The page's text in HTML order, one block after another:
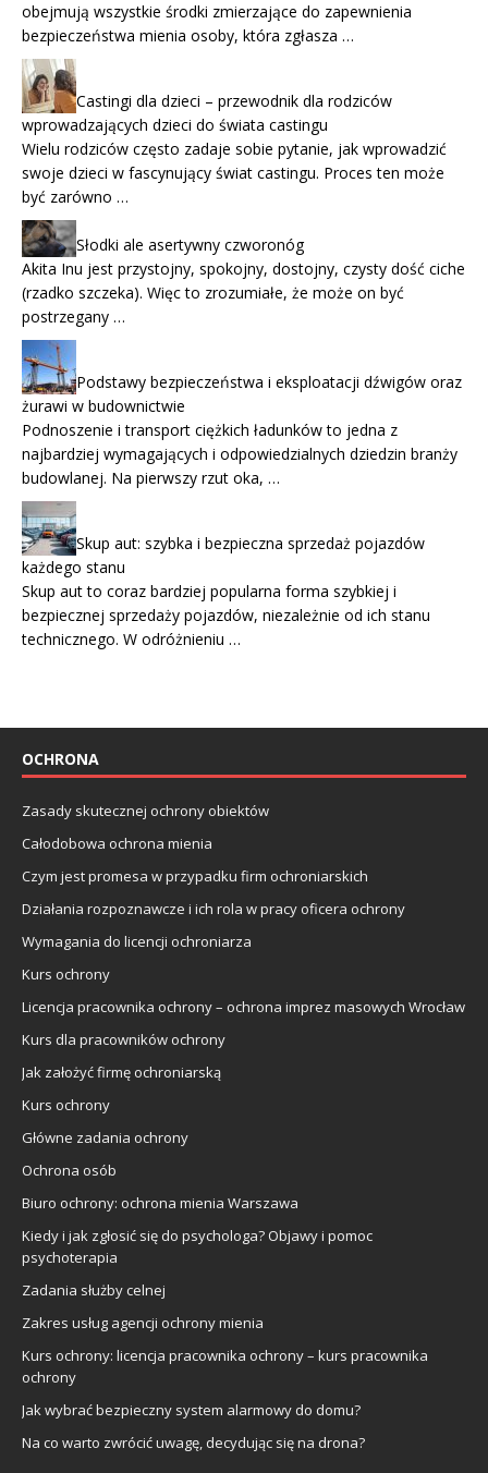
obejmują wszystkie środki zmierzające do zapewnienia
bezpieczeństwa mienia osoby, która zgłasza …
Castingi dla dzieci – przewodnik dla rodziców
wprowadzających dzieci do świata castingu
Wielu rodziców często zadaje sobie pytanie, jak wprowadzić
swoje dzieci w fascynujący świat castingu. Proces ten może
być zarówno …
Słodki ale asertywny czworonóg
Akita Inu jest przystojny, spokojny, dostojny, czysty dość ciche
(rzadko szczeka). Więc to zrozumiałe, że może on być
postrzegany …
Podstawy bezpieczeństwa i eksploatacji dźwigów oraz
żurawi w budownictwie
Podnoszenie i transport ciężkich ładunków to jedna z
najbardziej wymagających i odpowiedzialnych dziedzin branży
budowlanej. Na pierwszy rzut oka, …
Skup aut: szybka i bezpieczna sprzedaż pojazdów
każdego stanu
Skup aut to coraz bardziej popularna forma szybkiej i
bezpiecznej sprzedaży pojazdów, niezależnie od ich stanu
technicznego. W odróżnieniu …
OCHRONA
Zasady skutecznej ochrony obiektów
Całodobowa ochrona mienia
Czym jest promesa w przypadku firm ochroniarskich
Działania rozpoznawcze i ich rola w pracy oficera ochrony
Wymagania do licencji ochroniarza
Kurs ochrony
Licencja pracownika ochrony – ochrona imprez masowych Wrocław
Kurs dla pracowników ochrony
Jak założyć firmę ochroniarską
Kurs ochrony
Główne zadania ochrony
Ochrona osób
Biuro ochrony: ochrona mienia Warszawa
Kiedy i jak zgłosić się do psychologa? Objawy i pomoc
psychoterapia
Zadania służby celnej
Zakres usług agencji ochrony mienia
Kurs ochrony: licencja pracownika ochrony – kurs pracownika
ochrony
Jak wybrać bezpieczny system alarmowy do domu?
Na co warto zwrócić uwagę, decydując się na drona?